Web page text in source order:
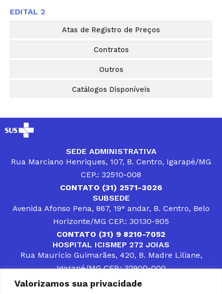
Valorizamos sua privacidade
Atas de Registro de Preços
Contratos
Outros
Catálogos Disponíveis
EDITAL 2
SEDE ADMINISTRATIVA
Rua Marciano Henriques, 107, B. Centro, Igarapé/MG
CEP.: 32510-008
CONTATO (31) 2571-3026
SUBSEDE
Avenida Afonso Pena, 867, 19° andar, B. Centro, Belo
Horizonte/MG CEP.: 30130-905
CONTATO (31) 9 8210-7052
HOSPITAL ICISMEP 272 JOIAS
Rua Maurício Guimarães, 420, B. Madre Liliane,
Igarapé/MG CEP.: 32900-000
CONTATOS (31) 3512-4400 ou (31) 9 8309-8660
DESENVOLVER SOLUÇÕES, AÇÕES E SERVIÇOS